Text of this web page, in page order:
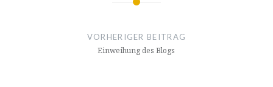
Beitragsnavigation
VORHERIGER BEITRAG
Einweihung des Blogs